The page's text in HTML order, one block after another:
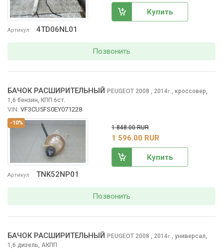
Артикул 4TD06NL01
Купить
Позвонить
-10%
Артикул TNK52NP01
БАЧОК РАСШИРИТЕЛЬНЫЙ PEUGEOT 2008 , 2014г., кроссовер,
1,6 бензин, КПП 6ст.
VIN: VF3CU5FS0EY071228
1 848.00 RUR
1 596.00 RUR
Купить
Позвонить
БАЧОК РАСШИРИТЕЛЬНЫЙ PEUGEOT 2008 , 2014г., универсал,
1,6 дизель, АКПП